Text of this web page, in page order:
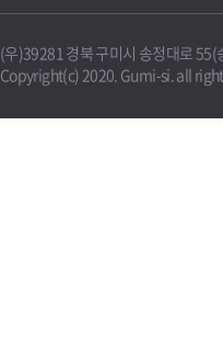
(우)39281 경북 구미시 송정대로
Copyright(c) 2020. Gumi-si. all